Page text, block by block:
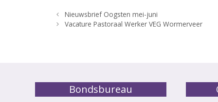
Nieuwsbrief Oogsten mei-juni
Vacature Pastoraal Werker VEG Wormerveer
Bondsbureau